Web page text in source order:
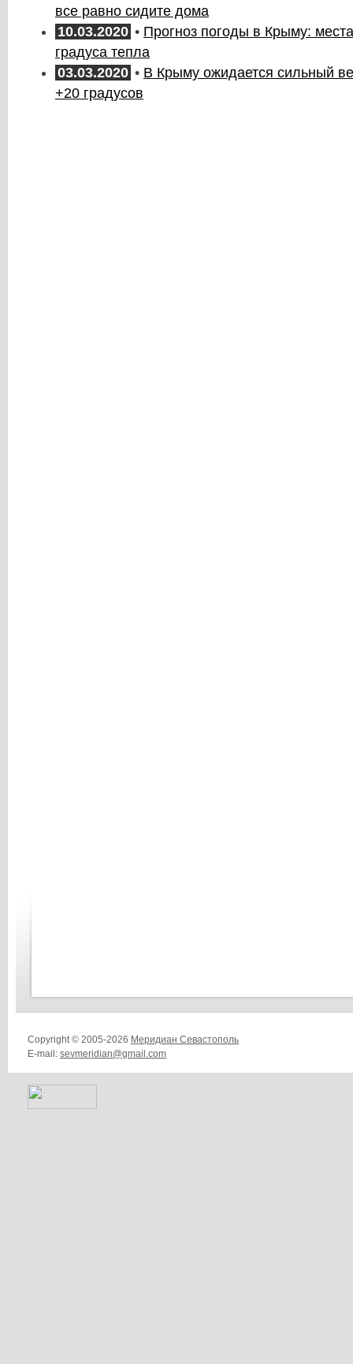
все равно сидите дома
10.03.2020 • Прогноз погоды в Крыму:
градуса тепла
03.03.2020 • В Крыму ожидается сильный
+20 градусов
Copyright © 2005-2026 Меридиан Севастополь
E-mail: sevmeridian@gmail.com